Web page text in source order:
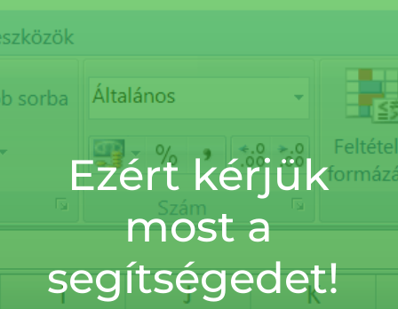
Ezért kérjük
most a
segítségedet!